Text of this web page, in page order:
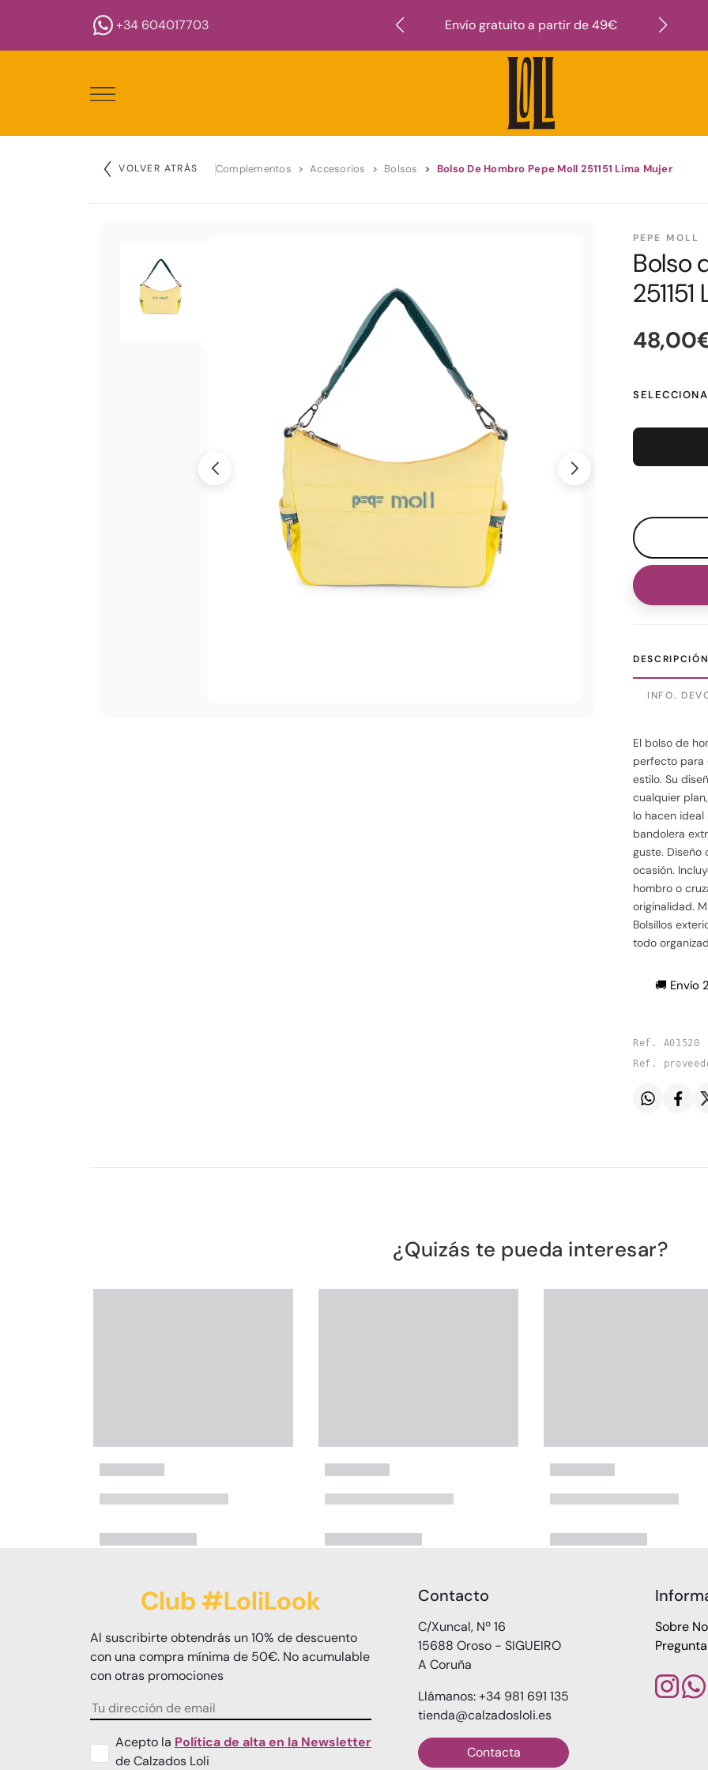
+34 604017703 Envío gratuito a partir de 49€
VOLVER ATRÁS Complementos Accesorios Bolsos Bolso De Hombro Pepe Moll 251151 Lima Mujer
PEPE MOLL
Bolso
DESCRIPCIÓN
INFO.
El bolso de
perfecto para
estilo. Su
cualquier
lo hacen ideal
bandolera
guste.
ocasión.
hombro o
originalidad.
Bolsillos
todo
🚚 Envío
Ref. A01520
Ref.
¿Quizás te pueda interesar?
Club #LoliLook
Al suscribirte obtendrás un 10% de descuento
con una compra mínima de 50€. No acumulable
con otras promociones
Acepto la Política de alta en la Newsletter
de Calzados Loli
Contacto
C/Xuncal, Nº 16
15688 Oroso - SIGUEIRO
A Coruña
Llámanos: +34 981 691 135
tienda@calzadosloli.es
Contacta
Sobre